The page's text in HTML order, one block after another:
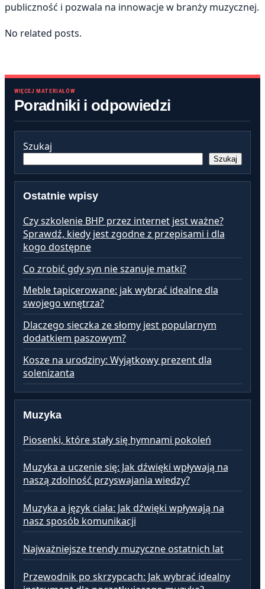
WIĘCEJ MATERIAŁÓW
Poradniki i odpowiedzi
Szukaj
Szukaj
Ostatnie wpisy
Czy szkolenie BHP przez internet jest ważne?
Sprawdź, kiedy jest zgodne z przepisami i dla
kogo dostępne
Co zrobić gdy syn nie szanuje matki?
Meble tapicerowane: jak wybrać idealne dla
swojego wnętrza?
Dlaczego sieczka ze słomy jest popularnym
dodatkiem paszowym?
Kosze na urodziny: Wyjątkowy prezent dla
solenizanta
Muzyka
Piosenki, które stały się hymnami pokoleń
Muzyka a uczenie się: Jak dźwięki wpływają na
naszą zdolność przyswajania wiedzy?
Muzyka a język ciała: Jak dźwięki wpływają na
nasz sposób komunikacji
Najważniejsze trendy muzyczne ostatnich lat
Przewodnik po skrzypcach: Jak wybrać idealny
publiczność i pozwala na innowacje w branży muzycznej.
No related posts.